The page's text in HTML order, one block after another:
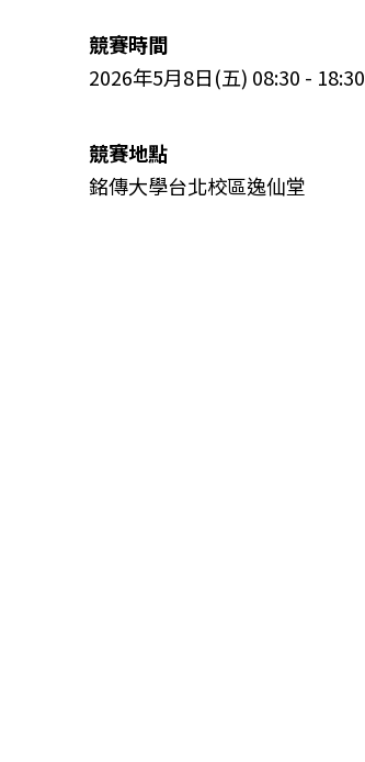
競賽時間
2026年5月8日(五) 08:30 - 18:30
競賽地點
銘傳大學台北校區逸仙堂